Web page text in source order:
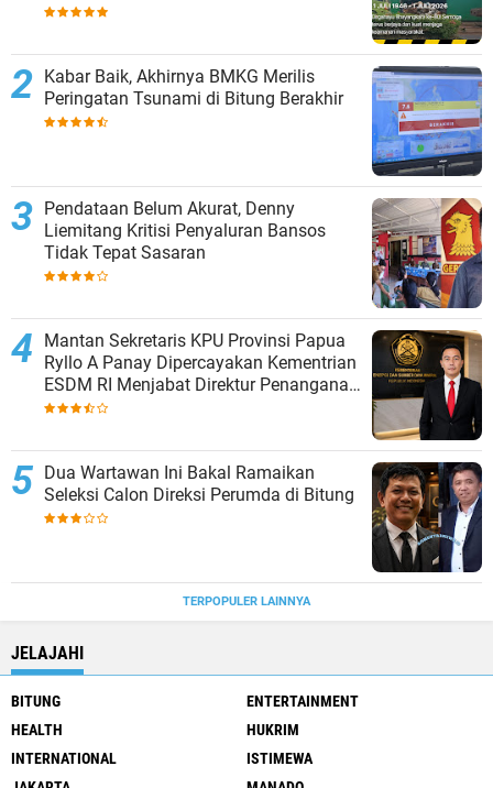
Kabar Baik, Akhirnya BMKG Merilis
Peringatan Tsunami di Bitung Berakhir
Pendataan Belum Akurat, Denny
Liemitang Kritisi Penyaluran Bansos
Tidak Tepat Sasaran
Mantan Sekretaris KPU Provinsi Papua
Ryllo A Panay Dipercayakan Kementrian
ESDM RI Menjabat Direktur Penanganan
Aset Barang Bukti
Dua Wartawan Ini Bakal Ramaikan
Seleksi Calon Direksi Perumda di Bitung
TERPOPULER LAINNYA
JELAJAHI
BITUNG
ENTERTAINMENT
HEALTH
HUKRIM
INTERNATIONAL
ISTIMEWA